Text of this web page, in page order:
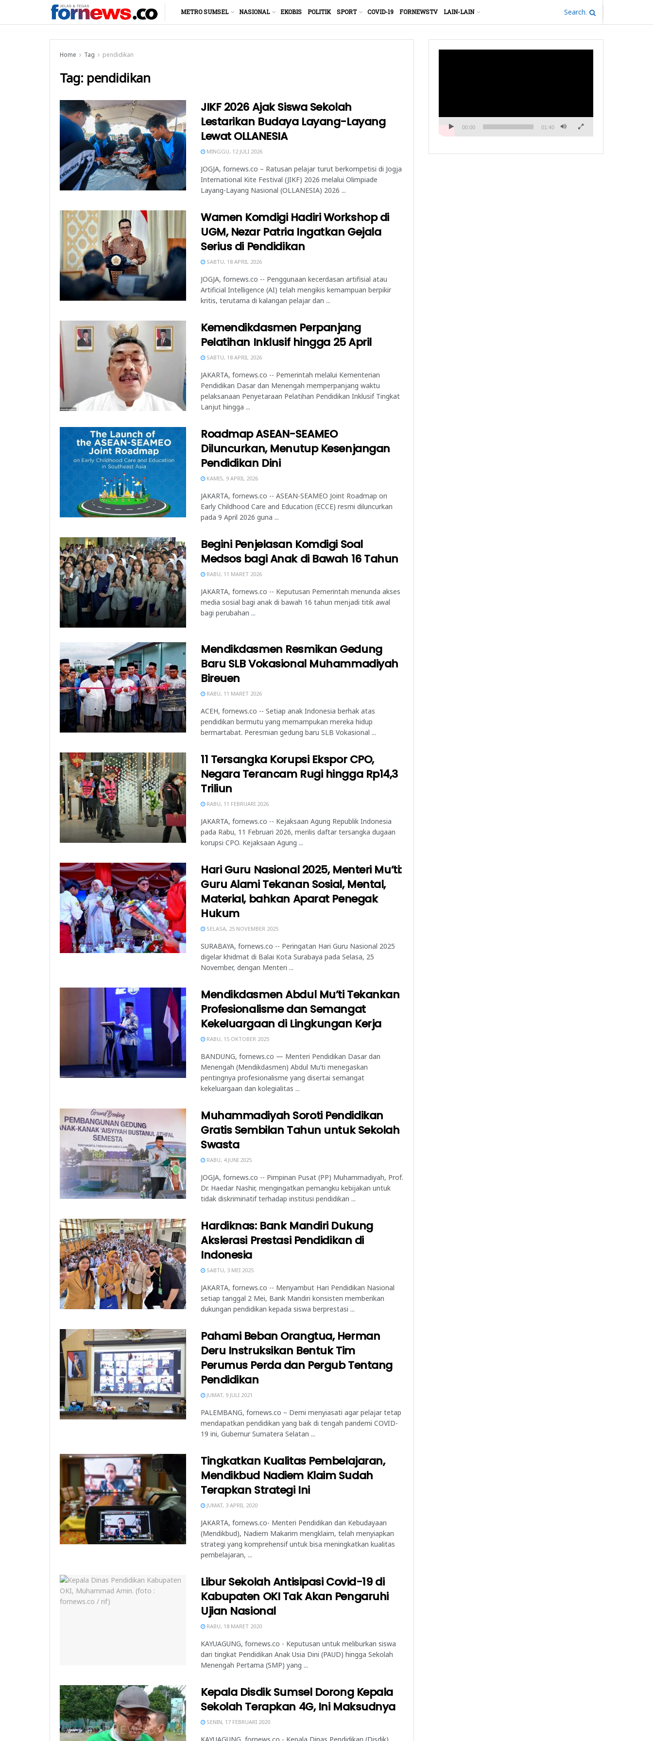
METRO SUMSEL NASIONAL EKOBIS POLITIK SPORT COVID-19 FORNEWSTV LAIN-LAIN
Home Tag pendidikan
Tag: pendidikan
JIKF 2026 Ajak Siswa Sekolah
Lestarikan Budaya Layang-Layang
Lewat OLLANESIA
MINGGU, 12 JULI 2026
JOGJA, fornews.co – Ratusan pelajar turut berkompetisi di Jogja
International Kite Festival (JIKF) 2026 melalui Olimpiade
Layang-Layang Nasional (OLLANESIA) 2026 ...
Wamen Komdigi Hadiri Workshop di
UGM, Nezar Patria Ingatkan Gejala
Serius di Pendidikan
SABTU, 18 APRIL 2026
JOGJA, fornews.co -- Penggunaan kecerdasan artifisial atau
Artificial Intelligence (AI) telah mengikis kemampuan berpikir
kritis, terutama di kalangan pelajar dan ...
Kemendikdasmen Perpanjang
Pelatihan Inklusif hingga 25 April
SABTU, 18 APRIL 2026
JAKARTA, fornews.co -- Pemerintah melalui Kementerian
Pendidikan Dasar dan Menengah memperpanjang waktu
pelaksanaan Penyetaraan Pelatihan Pendidikan Inklusif Tingkat
Lanjut hingga ...
Roadmap ASEAN-SEAMEO
Diluncurkan, Menutup Kesenjangan
Pendidikan Dini
KAMIS, 9 APRIL 2026
JAKARTA, fornews.co -- ASEAN-SEAMEO Joint Roadmap on
Early Childhood Care and Education (ECCE) resmi diluncurkan
pada 9 April 2026 guna ...
Begini Penjelasan Komdigi Soal
Medsos bagi Anak di Bawah 16 Tahun
RABU, 11 MARET 2026
JAKARTA, fornews.co -- Keputusan Pemerintah menunda akses
media sosial bagi anak di bawah 16 tahun menjadi titik awal
bagi perubahan ...
Mendikdasmen Resmikan Gedung
Baru SLB Vokasional Muhammadiyah
Bireuen
RABU, 11 MARET 2026
ACEH, fornews.co -- Setiap anak Indonesia berhak atas
pendidikan bermutu yang memampukan mereka hidup
bermartabat. Peresmian gedung baru SLB Vokasional ...
11 Tersangka Korupsi Ekspor CPO,
Negara Terancam Rugi hingga Rp14,3
Triliun
RABU, 11 FEBRUARI 2026
JAKARTA, fornews.co -- Kejaksaan Agung Republik Indonesia
pada Rabu, 11 Februari 2026, merilis daftar tersangka dugaan
korupsi CPO. Kejaksaan Agung ...
Hari Guru Nasional 2025, Menteri Mu’ti:
Guru Alami Tekanan Sosial, Mental,
Material, bahkan Aparat Penegak
Hukum
SELASA, 25 NOVEMBER 2025
SURABAYA, fornews.co -- Peringatan Hari Guru Nasional 2025
digelar khidmat di Balai Kota Surabaya pada Selasa, 25
November, dengan Menteri ...
Mendikdasmen Abdul Mu’ti Tekankan
Profesionalisme dan Semangat
Kekeluargaan di Lingkungan Kerja
RABU, 15 OKTOBER 2025
BANDUNG, fornews.co — Menteri Pendidikan Dasar dan
Menengah (Mendikdasmen) Abdul Mu’ti menegaskan
pentingnya profesionalisme yang disertai semangat
kekeluargaan dan kolegialitas ...
Muhammadiyah Soroti Pendidikan
Gratis Sembilan Tahun untuk Sekolah
Swasta
RABU, 4 JUNI 2025
JOGJA, fornews.co -- Pimpinan Pusat (PP) Muhammadiyah, Prof.
Dr. Haedar Nashir, mengingatkan pemangku kebijakan untuk
tidak diskriminatif terhadap institusi pendidikan ...
Hardiknas: Bank Mandiri Dukung
Akslerasi Prestasi Pendidikan di
Indonesia
SABTU, 3 MEI 2025
JAKARTA, fornews.co -- Menyambut Hari Pendidikan Nasional
setiap tanggal 2 Mei, Bank Mandiri konsisten memberikan
dukungan pendidikan kepada siswa berprestasi ...
Pahami Beban Orangtua, Herman
Deru Instruksikan Bentuk Tim
Perumus Perda dan Pergub Tentang
Pendidikan
JUMAT, 9 JULI 2021
PALEMBANG, fornews.co – Demi menyiasati agar pelajar tetap
mendapatkan pendidikan yang baik di tengah pandemi COVID-
19 ini, Gubernur Sumatera Selatan ...
Tingkatkan Kualitas Pembelajaran,
Mendikbud Nadiem Klaim Sudah
Terapkan Strategi Ini
JUMAT, 3 APRIL 2020
JAKARTA, fornews.co- Menteri Pendidikan dan Kebudayaan
(Mendikbud), Nadiem Makarim mengklaim, telah menyiapkan
strategi yang komprehensif untuk bisa meningkatkan kualitas
pembelajaran, ...
Libur Sekolah Antisipasi Covid-19 di
Kabupaten OKI Tak Akan Pengaruhi
Ujian Nasional
RABU, 18 MARET 2020
KAYUAGUNG, fornews.co - Keputusan untuk meliburkan siswa
dari tingkat Pendidikan Anak Usia Dini (PAUD) hingga Sekolah
Menengah Pertama (SMP) yang ...
Kepala Disdik Sumsel Dorong Kepala
Sekolah Terapkan 4G, Ini Maksudnya
SENIN, 17 FEBRUARI 2020
00:00 01:40